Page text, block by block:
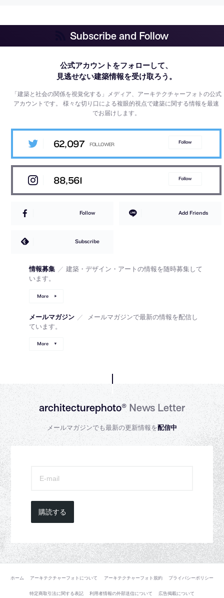
Subscribe and Follow
公式アカウントをフォローして、
見逃せない建築情報を受け取ろう。
「建築と社会の関係を視覚化する」メディア、アーキテクチャーフォトの公式
アカウントです。様々な切り口による複眼的視点で建築に関する情報を最速
でお届けします。
62,097 Follow
88,561 Follow
Follow Add Friends
Subscribe
情報募集 ／ 建築・デザイン・アートの情報を随時募集して
います。
More
メールマガジン ／
メールマガジンで最新の情報を配信し
ています。
More
architecturephoto®News Letter
メールマガジンでも最新の更新情報を配信中
購読する
ホーム アーキテクチャーフォトについて アーキテクチャーフォト規約 プライバシーポリシー
特定商取引法に関する表記 利用者情報の外部送信について 広告掲載について